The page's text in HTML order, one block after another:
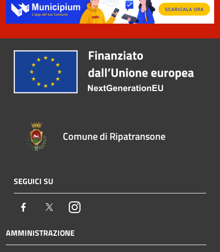
Comune di Ripatransone
SEGUICI SU
Facebook TwitterInstagram
AMMINISTRAZIONE